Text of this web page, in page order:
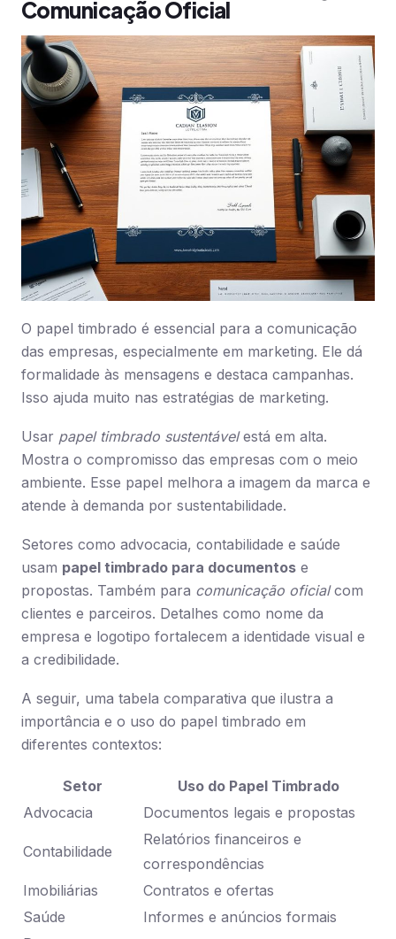
Comunicação Oficial
O papel timbrado é essencial para a comunicação
das empresas, especialmente em marketing. Ele dá
formalidade às mensagens e destaca campanhas.
Isso ajuda muito nas estratégias de marketing.
Usar papel timbrado sustentávelestá em alta.
Mostra o compromisso das empresas com o meio
ambiente. Esse papel melhora a imagem da marca e
atende à demanda por sustentabilidade.
Setores como advocacia, contabilidade e saúde
usam papel timbrado para documentos e
propostas. Também para comunicação oficialcom
clientes e parceiros. Detalhes como nome da
empresa e logotipo fortalecem a identidade visual e
a credibilidade.
A seguir, uma tabela comparativa que ilustra a
importância e o uso do papel timbrado em
diferentes contextos:
Setor
Uso do Papel Timbrado
Advocacia
Documentos legais e propostas
Contabilidade
Relatórios financeiros e
correspondências
Imobiliárias
Contratos e ofertas
Saúde
Informes e anúncios formais